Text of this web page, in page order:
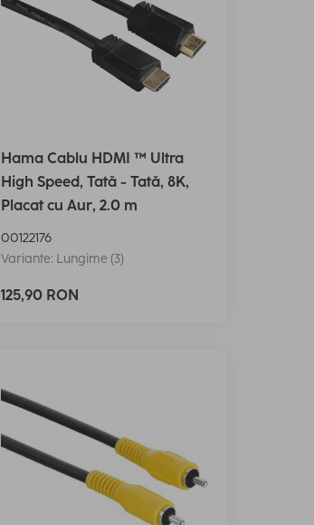
Hama Cablu HDMI ™ Ultra
High Speed, Tată - Tată, 8K,
Placat cu Aur, 2.0 m
00122176
Variante: Lungime (3)
125,90 RON